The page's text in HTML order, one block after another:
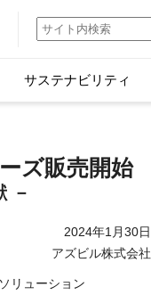
サステナビリティ
ズ販売開始
－
2024年1月30日
アズビル株式会社
リューション